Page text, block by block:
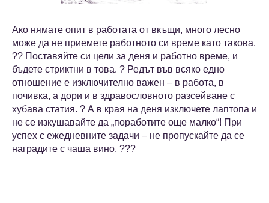
Ако нямате опит в работата от вкъщи, много лесно
може да не приемете работното си време като такова.
?? Поставяйте си цели за деня и работно време, и
бъдете стриктни в това. ? Редът във всяко едно
отношение е изключително важен – в работа, в
почивка, а дори и в здравословното разсейване с
хубава статия. ? А в края на деня изключете лаптопа и
не се изкушавайте да „поработите още малко“! При
успех с ежедневните задачи – не пропускайте да се
наградите с чаша вино. ???